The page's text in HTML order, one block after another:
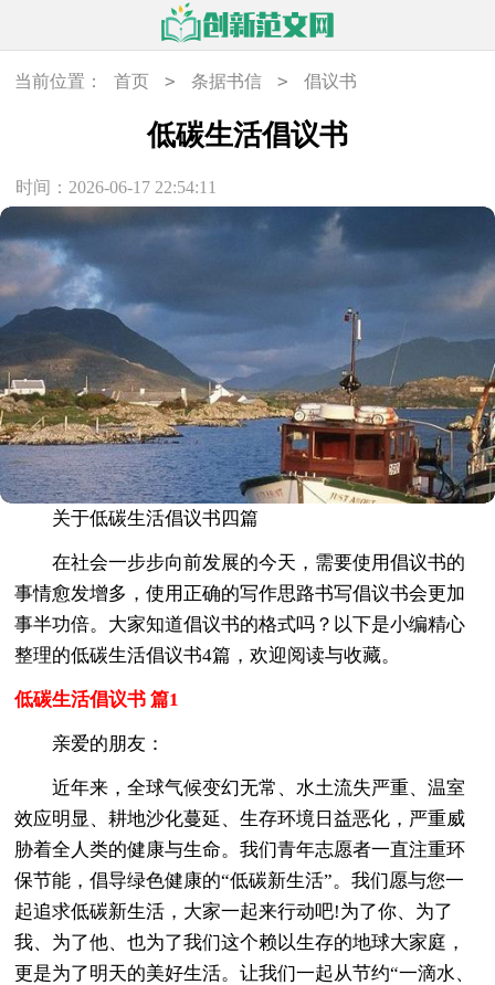
当前位置： 首页 > 条据书信 > 倡议书
低碳生活倡议书
时间：2026-06-17 22:54:11
关于低碳生活倡议书四篇
在社会一步步向前发展的今天，需要使用倡议书的
事情愈发增多，使用正确的写作思路书写倡议书会更加
事半功倍。大家知道倡议书的格式吗？以下是小编精心
整理的低碳生活倡议书4篇，欢迎阅读与收藏。
低碳生活倡议书 篇1
亲爱的朋友：
近年来，全球气候变幻无常、水土流失严重、温室
效应明显、耕地沙化蔓延、生存环境日益恶化，严重威
胁着全人类的健康与生命。我们青年志愿者一直注重环
保节能，倡导绿色健康的“低碳新生活”。我们愿与您一
起追求低碳新生活，大家一起来行动吧!为了你、为了
我、为了他、也为了我们这个赖以生存的地球大家庭，
更是为了明天的美好生活。让我们一起从节约“一滴水、